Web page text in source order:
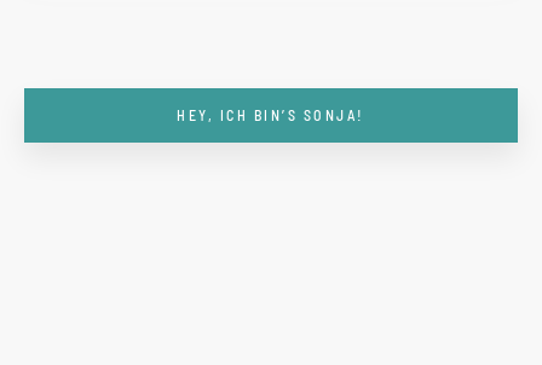
HEY, ICH BIN’S SONJA!